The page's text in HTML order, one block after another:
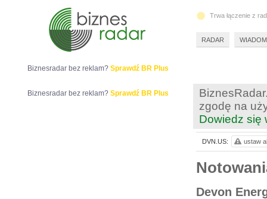
zgodę na
Dowiedz się
Devon
DVN.US: ustaw
Biznesradar bez reklam? Sprawdź BR Plus
Biznesradar bez reklam? Sprawdź BR Plus
Trwa łączenie z
RADAR